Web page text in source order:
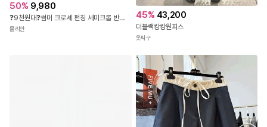
50% 9,980
❓9천원대❓썸머 크로셰 펀칭 세미크롭 반팔 니트
뮬리안
45% 43,200
더블랙캉캉원피스
옷싸구